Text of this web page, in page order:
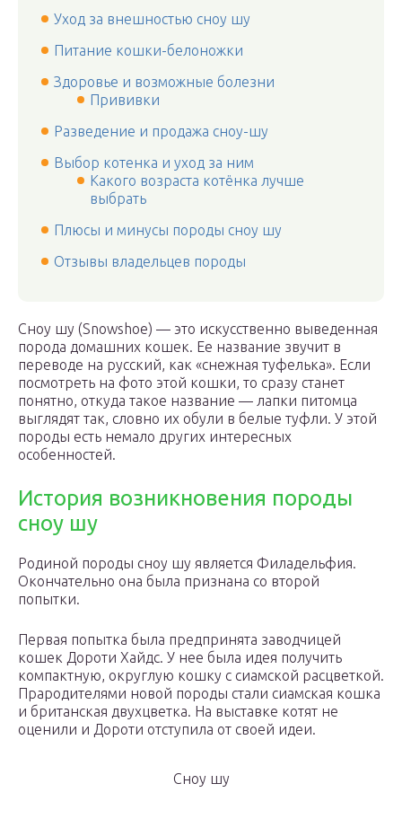
Уход за внешностью сноу шу
Питание кошки-белоножки
Здоровье и возможные болезни
Прививки
Разведение и продажа сноу-шу
Выбор котенка и уход за ним
Какого возраста котёнка лучше
выбрать
Плюсы и минусы породы сноу шу
Отзывы владельцев породы
Сноу шу (Snowshoe) — это искусственно выведенная
порода домашних кошек. Ее название звучит в
переводе на русский, как «снежная туфелька». Если
посмотреть на фото этой кошки, то сразу станет
понятно, откуда такое название — лапки питомца
выглядят так, словно их обули в белые туфли. У этой
породы есть немало других интересных
особенностей.
История возникновения породы
сноу шу
Родиной породы сноу шу является Филадельфия.
Окончательно она была признана со второй
попытки.
Первая попытка была предпринята заводчицей
кошек Дороти Хайдс. У нее была идея получить
компактную, округлую кошку с сиамской расцветкой.
Прародителями новой породы стали сиамская кошка
и британская двухцветка. На выставке котят не
оценили и Дороти отступила от своей идеи.
Сноу шу